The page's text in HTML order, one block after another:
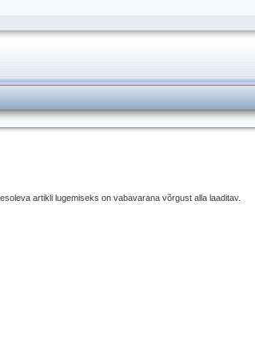
artikli lugemiseks on vabavarana võrgust alla laaditav.